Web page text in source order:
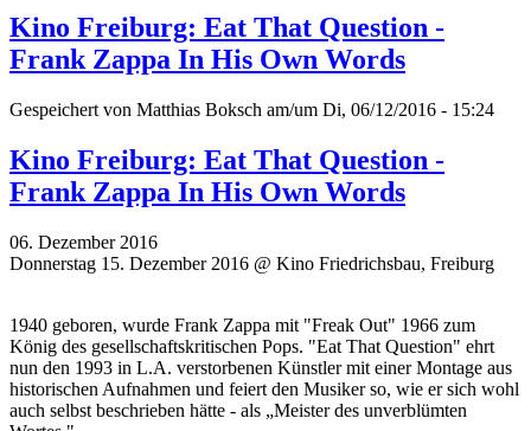
Kino Freiburg: Eat That Question -
Frank Zappa In His Own Words
Gespeichert von Matthias Boksch am/um Di, 06/12/2016 - 15:24
Kino Freiburg: Eat That Question -
Frank Zappa In His Own Words
06. Dezember 2016
Donnerstag 15. Dezember 2016 @ Kino Friedrichsbau, Freiburg
1940 geboren, wurde Frank Zappa mit "Freak Out" 1966 zum
König des gesellschaftskritischen Pops. "Eat That Question" ehrt
nun den 1993 in L.A. verstorbenen Künstler mit einer Montage aus
historischen Aufnahmen und feiert den Musiker so, wie er sich wohl
auch selbst beschrieben hätte - als „Meister des unverblümten